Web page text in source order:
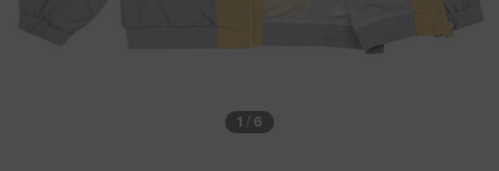
1 / 6